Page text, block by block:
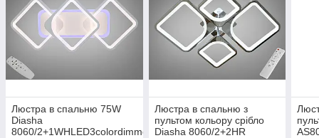
Люстра в спальню 75W
Diasha
8060/2+1WHLED3colordimmer
Люстра в спальню з
пультом кольору срібло
Diasha 8060/2+2HR